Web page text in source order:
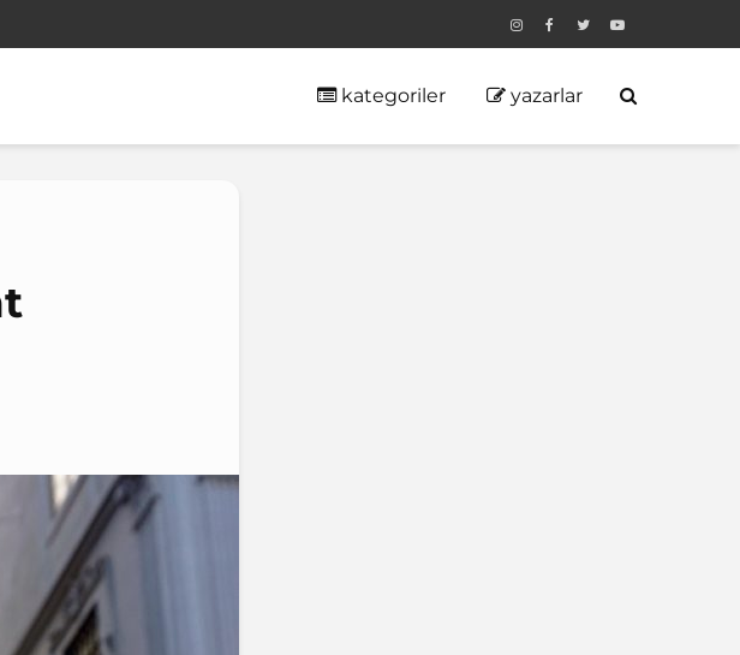
kategoriler yazarlar